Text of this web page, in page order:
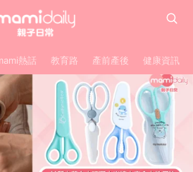
熱話 教育路 產前產後 健康資訊